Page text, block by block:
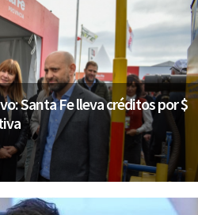
Santa Fe lleva créditos por $